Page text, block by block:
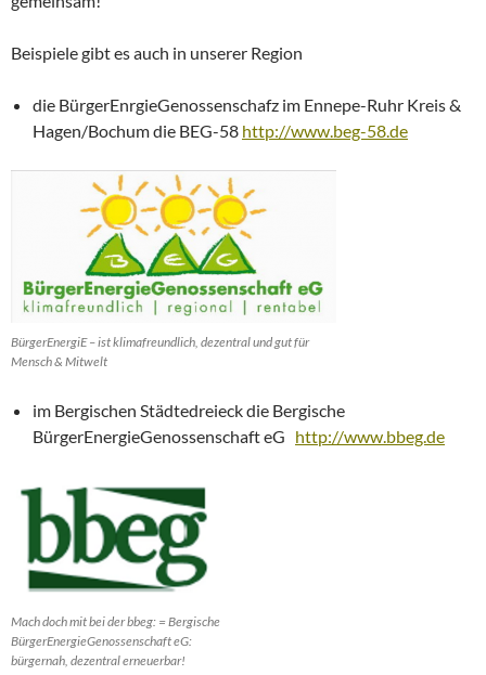
Beispiele gibt es auch in unserer Region
die BürgerEnrgieGenossenschafz im Ennepe-Ruhr Kreis &
Hagen/Bochum die BEG-58 http://www.beg-58.de
BürgerEnergiE – ist klimafreundlich, dezentral und gut für
Mensch & Mitwelt
im Bergischen Städtedreieck die Bergische
BürgerEnergieGenossenschaft eG http://www.bbeg.de
Mach doch mit bei der bbeg: = Bergische
BürgerEnergieGenossenschaft eG:
bürgernah, dezentral erneuerbar!